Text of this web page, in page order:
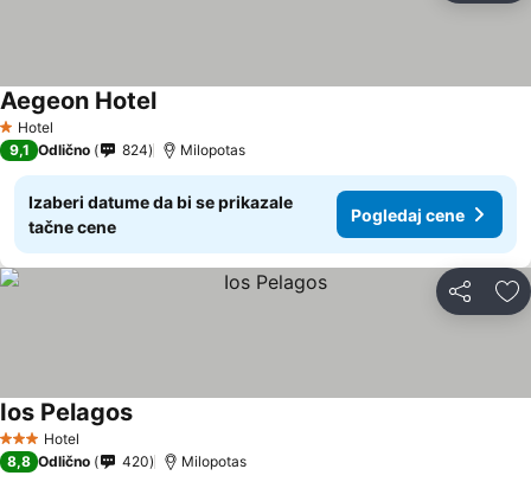
1 Zvezdice
Hotel
Aegeon Hotel
9,1 Odlično 824 Milopotas
Izaberi datume da bi se prikazale
tačne cene
Pogledaj cene
Deli
3 Zvezdice
Hotel
Ios Pelagos
8,8 Odlično 420 Milopotas